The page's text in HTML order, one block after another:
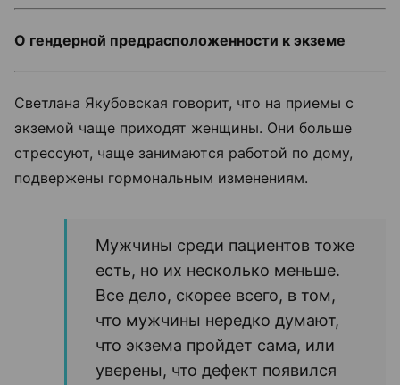
О гендерной предрасположенности к экземе
Светлана Якубовская говорит, что на приемы с
экземой чаще приходят женщины. Они больше
стрессуют, чаще занимаются работой по дому,
подвержены гормональным изменениям.
Мужчины среди пациентов тоже
есть, но их несколько меньше.
Все дело, скорее всего, в том,
что мужчины нередко думают,
что экзема пройдет сама, или
уверены, что дефект появился